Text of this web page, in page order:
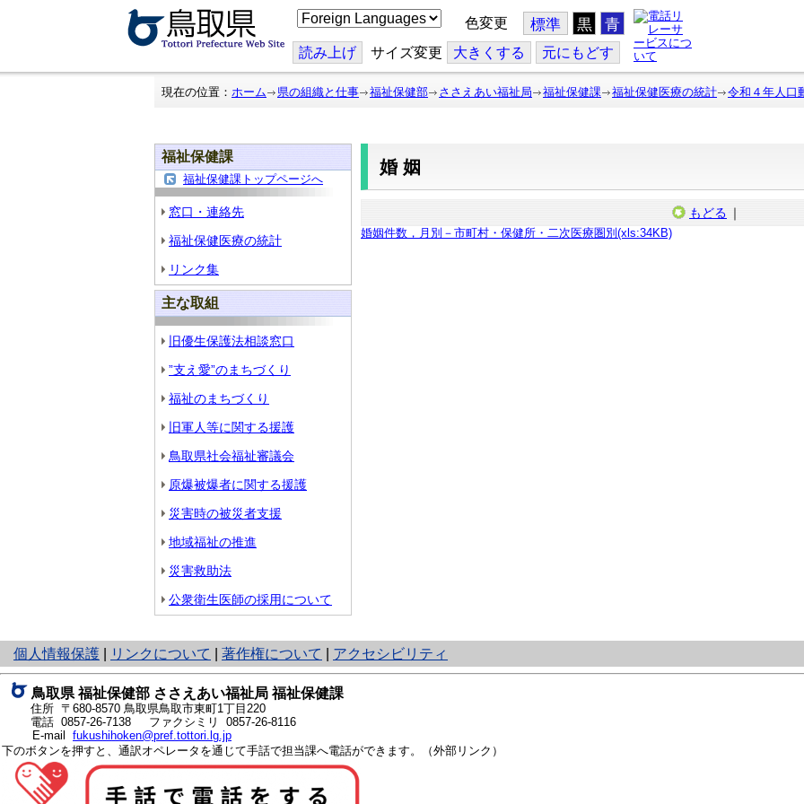
こ
の
ジ
を
翻
色変更 標準 黒 青
読み上げ サイズ変更 大きくする 元にもどす
現在の位置： ホーム 県の組織と仕事 福祉保健部 ささえあい福祉局 福祉保健課 福祉保健医療の統計 令和４年人口
福祉保健課
福祉保健課トップページへ
窓口・連絡先
福祉保健医療の統計
リンク集
主な取組
旧優生保護法相談窓口
”支え愛”のまちづくり
福祉のまちづくり
旧軍人等に関する援護
鳥取県社会福祉審議会
原爆被爆者に関する援護
災害時の被災者支援
地域福祉の推進
災害救助法
公衆衛生医師の採用について
婚姻
もどる ｜
婚姻件数，月別－市町村・保健所・二次医療圏別(xls:34KB)
個人情報保護
と
り
ネ
ッ
ト
へ
の
リンクについて 著作権について アクセシビリティ
鳥取県 福祉保健部 ささえあい福祉局 福祉保健課
住所 〒680-8570 鳥取県鳥取市東町1丁目220
電話 0857-26-7138
ファクシミリ 0857-26-8116
E-mail fukushihoken@pref.tottori.lg.jp
下のボタンを押すと、通訳オペレータを通じて手話で担当課へ電話ができます。（外部リンク）